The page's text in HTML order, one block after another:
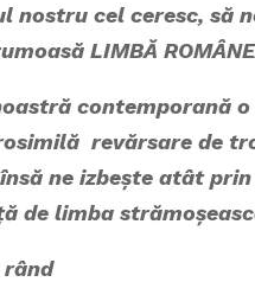
cel ceresc, să ne
LIMBĂ
contemporană o
revărsare de
ne izbește atât
de limba
rând